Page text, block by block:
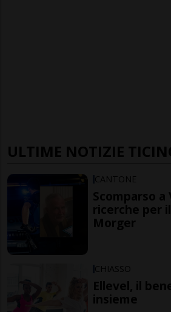
ULTIME NOTIZIE
CANTONE
Scomparso a
ricerche per
Morger
CHIASSO
Ellevel, il
insieme